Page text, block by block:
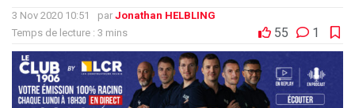
3 Nov 2020 10:51 par Jonathan HELBLING
Temps de lecture : 3 mins
55 1